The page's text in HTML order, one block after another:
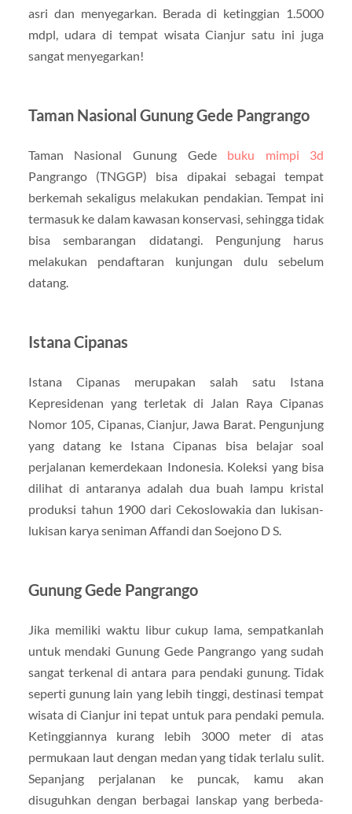
asri dan menyegarkan. Berada di ketinggian 1.5000
mdpl, udara di tempat wisata Cianjur satu ini juga
sangat menyegarkan!
Taman Nasional Gunung Gede Pangrango
Taman Nasional Gunung Gede buku mimpi 3d
Pangrango (TNGGP) bisa dipakai sebagai tempat
berkemah sekaligus melakukan pendakian. Tempat ini
termasuk ke dalam kawasan konservasi, sehingga tidak
bisa sembarangan didatangi. Pengunjung harus
melakukan pendaftaran kunjungan dulu sebelum
datang.
Istana Cipanas
Istana Cipanas merupakan salah satu Istana
Kepresidenan yang terletak di Jalan Raya Cipanas
Nomor 105, Cipanas, Cianjur, Jawa Barat. Pengunjung
yang datang ke Istana Cipanas bisa belajar soal
perjalanan kemerdekaan Indonesia. Koleksi yang bisa
dilihat di antaranya adalah dua buah lampu kristal
produksi tahun 1900 dari Cekoslowakia dan lukisan-
lukisan karya seniman Affandi dan Soejono D S.
Gunung Gede Pangrango
Jika memiliki waktu libur cukup lama, sempatkanlah
untuk mendaki Gunung Gede Pangrango yang sudah
sangat terkenal di antara para pendaki gunung. Tidak
seperti gunung lain yang lebih tinggi, destinasi tempat
wisata di Cianjur ini tepat untuk para pendaki pemula.
Ketinggiannya kurang lebih 3000 meter di atas
permukaan laut dengan medan yang tidak terlalu sulit.
Sepanjang perjalanan ke puncak, kamu akan
disuguhkan dengan berbagai lanskap yang berbeda-